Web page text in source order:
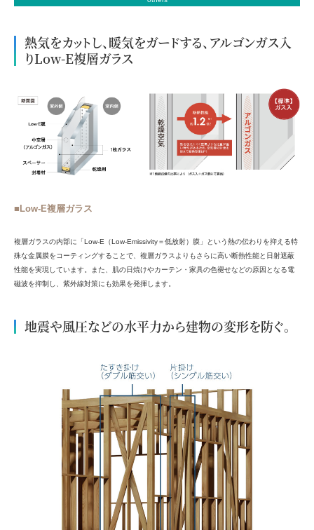
熱気をカットし、暖気をガードする、アルゴンガス入
りLow-E複層ガラス
■Low-E複層ガラス
複層ガラスの内部に「Low-E（Low-Emissivity＝低放射）膜」という熱の伝わりを抑える特
殊な金属膜をコーティングすることで、複層ガラスよりもさらに高い断熱性能と日射遮蔽
性能を実現しています。また、肌の日焼けやカーテン・家具の色褪せなどの原因となる電
磁波を抑制し、紫外線対策にも効果を発揮します。
地震や風圧などの水平力から建物の変形を防ぐ。